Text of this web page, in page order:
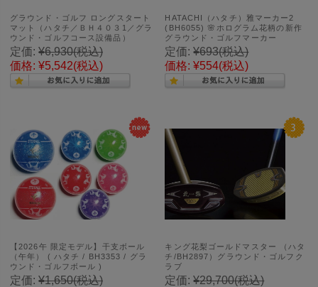
グラウンド・ゴルフ ロングスタート
マット（ハタチ／ＢＨ４０３1／グラ
ウンド・ゴルフコース設備品）
定価: ¥6,930(税込)
価格: ¥5,542(税込)
HATACHI（ハタチ）雅マーカー2
(BH6055) 🌸ホログラム花柄の新作
グラウンド・ゴルフマーカー
定価: ¥693(税込)
価格: ¥554(税込)
【2026午 限定モデル】干支ボール
（午年） ( ハタチ / BH3353 / グラ
ウンド・ゴルフボール )
定価: ¥1,650(税込)
キング花梨ゴールドマスター （ハタ
チ/BH2897）グラウンド・ゴルフク
ラブ
定価: ¥29,700(税込)